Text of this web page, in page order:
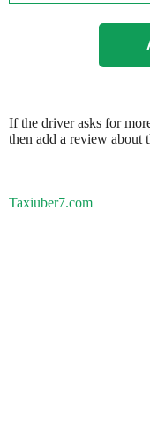
If the driver asks for
then add a review about
Taxiuber7.com